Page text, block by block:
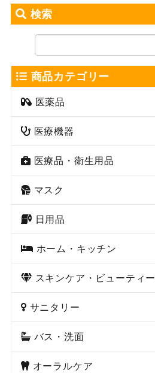
検索
商品カテゴリー
医薬品
医療機器
医療品・衛生用品
マスク
日用品
ホーム・キッチン
スキンケア・ビューティー
サニタリー
バス・洗面
オーラルケア